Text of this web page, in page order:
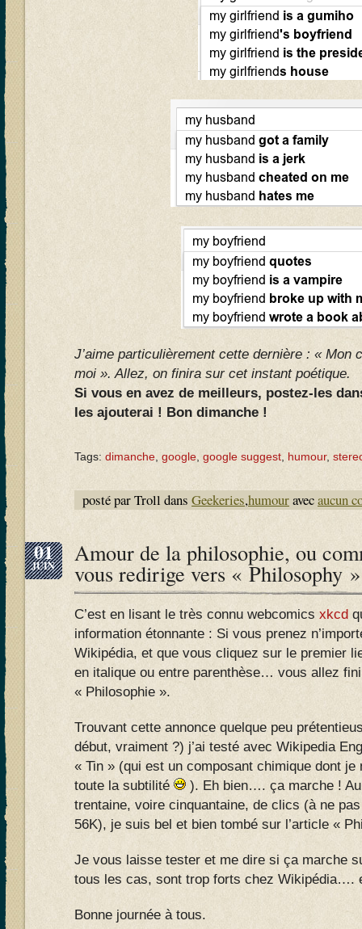
J’aime particulièrement cette dernière : « Mon
moi ». Allez, on finira sur cet instant poétique.
Si vous en avez de meilleurs, postez-les
les ajouterai ! Bon dimanche !
Tags: dimanche google google suggest humour,
posté par Troll dans Geekeries,humouravecaucun
01
JUIN Amour de la philosophie, ou
vous redirige vers « Philosophy »
C’est en lisant le très connu webcomics xkcd
information étonnante : Si vous prenez
Wikipédia, et que vous cliquez sur le premier
en italique ou entre parenthèse… vous allez
« Philosophie ».
Trouvant cette annonce quelque peu
début, vraiment ?) j’ai testé avec Wikipedia
« Tin » (qui est un composant chimique dont je
toute la subtilité
). Eh bien…. ça marche ! Au
trentaine, voire cinquantaine, de clics (à ne
56K), je suis bel et bien tombé sur l’article «
Je vous laisse tester et me dire si ça marche
tous les cas, sont trop forts chez Wikipédia….
Bonne journée à tous.